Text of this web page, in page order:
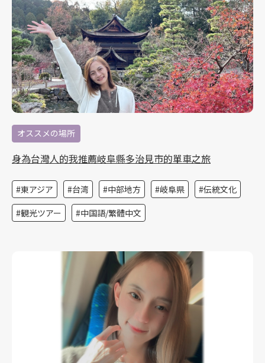
オススメの場所
身為台灣人的我推薦岐阜縣多治見市的單車之旅
東アジア 台湾 中部地方 岐阜県
伝統文化
観光ツアー
中国語/繁體中文